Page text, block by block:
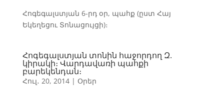
Հոգեգալստյան 6-րդ օր, պահք (ըստ Հայ
Եկեղեցու Տոնացույցի)։
Հոգեգալստյան տոնին հաջորդող Զ.
կիրակի։ Վարդավառի պահքի
բարեկենդան։
Հուլ․ 20, 2014| Օրեր